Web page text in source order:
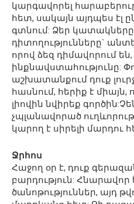
կարգավորել
հետ, սակայն այդպես էլ
գտնում: Ձեր կատակները
դիտողությունները`
որով ձեզ դիմավորում
ինքնավստահությունը:
աշխատանքում դուք
հասնում, հերիք է
լիովին նվիրեք
չպլանավորած
կարող է սիրելի մարդու
Ջրհոս
Հաջող օր է, դուք
բարդություն:
ծանոթություններ, այդ